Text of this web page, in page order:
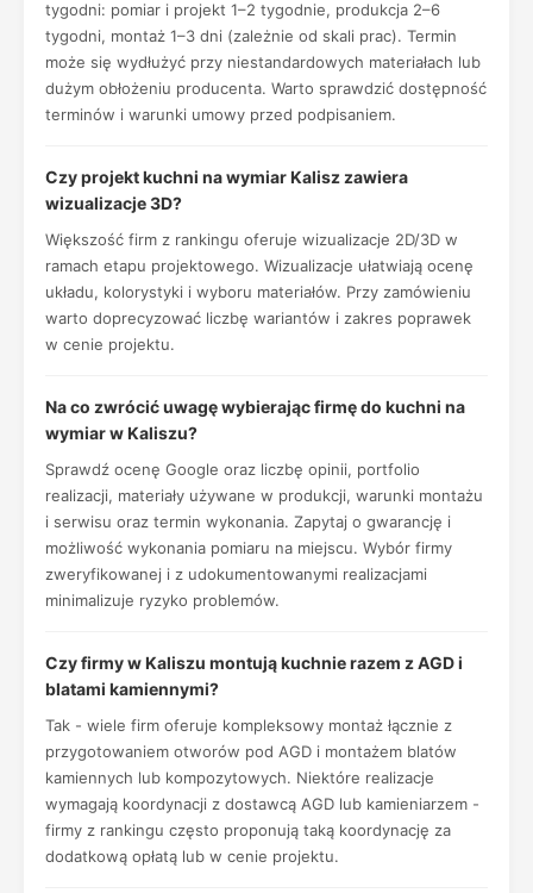
tygodni: pomiar i projekt 1–2 tygodnie, produkcja 2–6
tygodni, montaż 1–3 dni (zależnie od skali prac). Termin
może się wydłużyć przy niestandardowych materiałach lub
dużym obłożeniu producenta. Warto sprawdzić dostępność
terminów i warunki umowy przed podpisaniem.
Czy projekt kuchni na wymiar Kalisz zawiera
wizualizacje 3D?
Większość firm z rankingu oferuje wizualizacje 2D/3D w
ramach etapu projektowego. Wizualizacje ułatwiają ocenę
układu, kolorystyki i wyboru materiałów. Przy zamówieniu
warto doprecyzować liczbę wariantów i zakres poprawek
w cenie projektu.
Na co zwrócić uwagę wybierając firmę do kuchni na
wymiar w Kaliszu?
Sprawdź ocenę Google oraz liczbę opinii, portfolio
realizacji, materiały używane w produkcji, warunki montażu
i serwisu oraz termin wykonania. Zapytaj o gwarancję i
możliwość wykonania pomiaru na miejscu. Wybór firmy
zweryfikowanej i z udokumentowanymi realizacjami
minimalizuje ryzyko problemów.
Czy firmy w Kaliszu montują kuchnie razem z AGD i
blatami kamiennymi?
Tak - wiele firm oferuje kompleksowy montaż łącznie z
przygotowaniem otworów pod AGD i montażem blatów
kamiennych lub kompozytowych. Niektóre realizacje
wymagają koordynacji z dostawcą AGD lub kamieniarzem -
firmy z rankingu często proponują taką koordynację za
dodatkową opłatą lub w cenie projektu.